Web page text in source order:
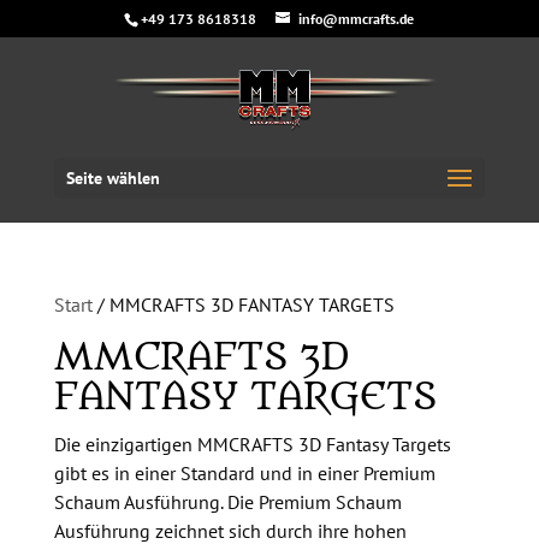
+49 173 8618318 info@mmcrafts.de
Seite wählen
Start/ MMCRAFTS 3D FANTASY TARGETS
MMCRAFTS 3D
FANTASY TARGETS
Die einzigartigen MMCRAFTS 3D Fantasy Targets
gibt es in einer Standard und in einer Premium
Schaum Ausführung. Die Premium Schaum
Ausführung zeichnet sich durch ihre hohen